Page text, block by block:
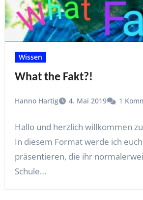
Wissen
What the Fakt?!
Hanno Hartig 4. Mai 2019 1
Hallo und herzlich willkommen
In diesem Format werde ich
präsentieren, die ihr
Schule…